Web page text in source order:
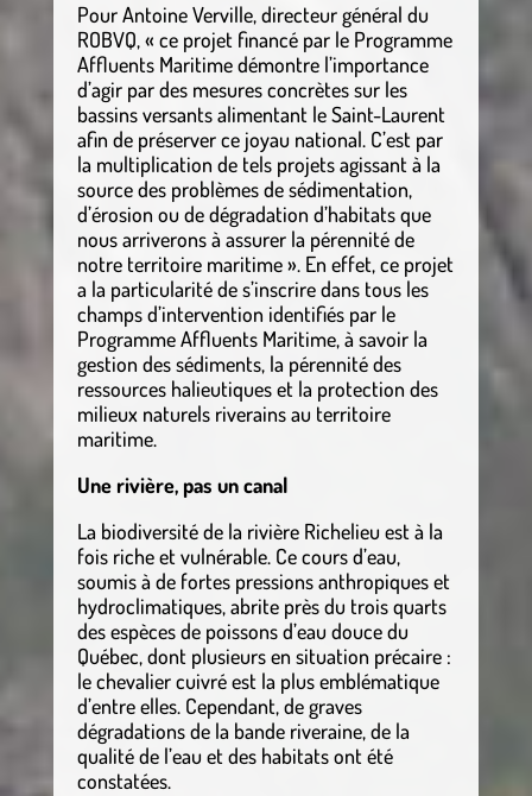
Pour Antoine Verville, directeur général du
ROBVQ, « ce projet financé par le Programme
Affluents Maritime démontre l’importance
d’agir par des mesures concrètes sur les
bassins versants alimentant le Saint-Laurent
afin de préserver ce joyau national. C’est par
la multiplication de tels projets agissant à la
source des problèmes de sédimentation,
d’érosion ou de dégradation d’habitats que
nous arriverons à assurer la pérennité de
notre territoire maritime ». En effet, ce projet
a la particularité de s’inscrire dans tous les
champs d’intervention identifiés par le
Programme Affluents Maritime, à savoir la
gestion des sédiments, la pérennité des
ressources halieutiques et la protection des
milieux naturels riverains au territoire
maritime.
Une rivière, pas un canal
La biodiversité de la rivière Richelieu est à la
fois riche et vulnérable. Ce cours d’eau,
soumis à de fortes pressions anthropiques et
hydroclimatiques, abrite près du trois quarts
des espèces de poissons d’eau douce du
Québec, dont plusieurs en situation précaire :
le chevalier cuivré est la plus emblématique
d’entre elles. Cependant, de graves
dégradations de la bande riveraine, de la
qualité de l’eau et des habitats ont été
constatées.